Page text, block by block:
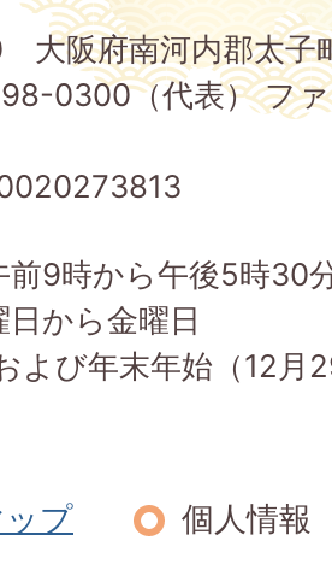
阪府南河内郡太子
0300（代表） フ
前9時から午後5時30
から金曜日
よび年末年始（12月
プ
個人情報